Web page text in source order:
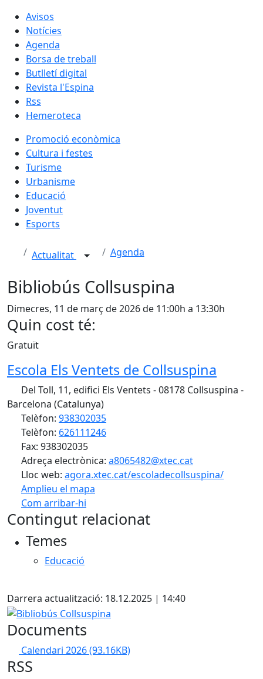
Avisos
Notícies
Agenda
Borsa de treball
Butlletí digital
Revista l'Espina
Rss
Hemeroteca
Promoció econòmica
Cultura i festes
Turisme
Urbanisme
Educació
Joventut
Esports
Actualitat Agenda
Bibliobús Collsuspina
Dimecres, 11 de març de 2026 de 11:00h a 13:30h
Quin cost té:
Gratuït
Escola Els Ventets de Collsuspina
Del Toll, 11, edifici Els Ventets - 08178 Collsuspina -
Barcelona (Catalunya)
Telèfon: 938302035
Telèfon: 626111246
Fax: 938302035
Adreça electrònica: a8065482@xtec.cat
Lloc web: agora.xtec.cat/escoladecollsuspina/
Amplieu el mapa
Com arribar-hi
+
Contingut relacionat
Temes
Educació
Darrera actualització: 18.12.2025 | 14:40
Bibliobús Collsuspina
Documents
Calendari 2026(93.16KB)
RSS